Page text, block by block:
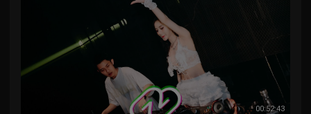
00:52:43